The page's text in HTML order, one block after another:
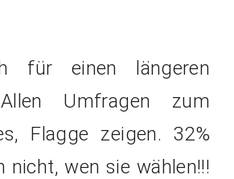
für einen längeren
Umfragen zum
Flagge zeigen. 32%
nicht, wen sie wählen!!!